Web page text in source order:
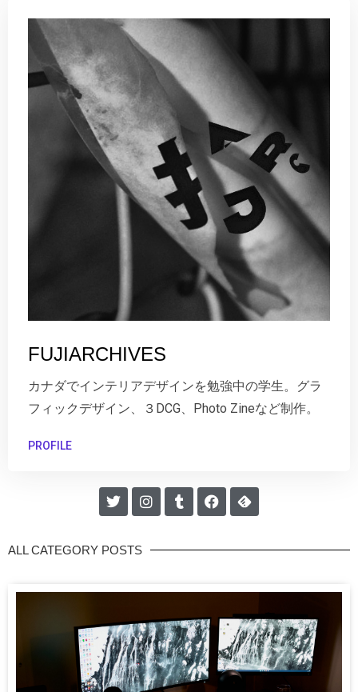
FUJIARCHIVES
カナダでインテリアデザインを勉強中の学生。グラ
フィックデザイン、３DCG、Photo Zineなど制作。
PROFILE
ALL CATEGORY POSTS